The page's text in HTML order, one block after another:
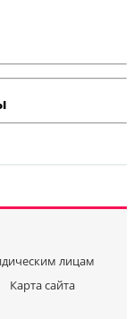
лицам
Карта сайта